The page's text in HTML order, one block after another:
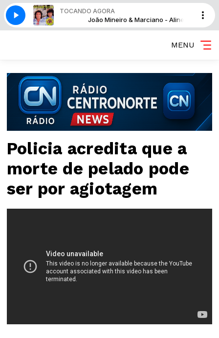
TOCANDO AGORA
- Aline João Mineiro & Marciano - Aline
MENU
Policia acredita que a
morte de pelado pode
ser por agiotagem